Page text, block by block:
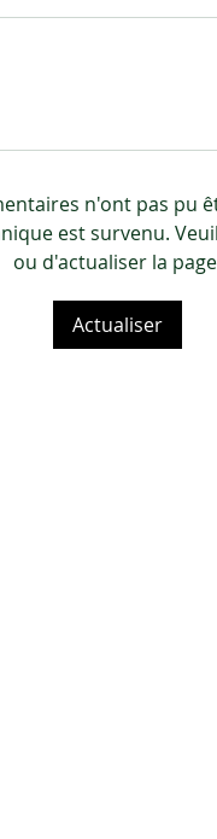
n'ont pas pu
est survenu.
ou d'actualiser la
Actualiser